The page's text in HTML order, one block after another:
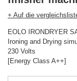
+ Auf die
EOLO IRONDRYER
Ironing and Drying
230 Volts
[Energy Class A++]